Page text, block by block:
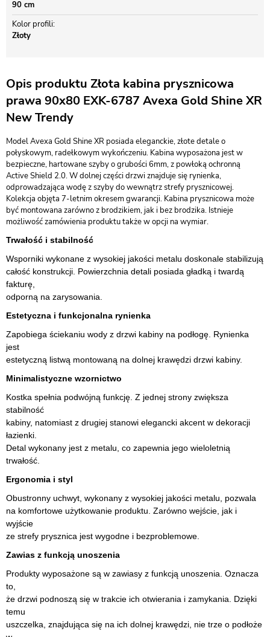
90 cm
Kolor profili
Złoty
Opis produktu Złota kabina prysznicowa
prawa 90x80 EXK-6787 Avexa Gold Shine XR
New Trendy
Model Avexa Gold Shine XR posiada eleganckie, złote detale o
połyskowym, radełkowym wykończeniu. Kabina wyposażona jest w
bezpieczne, hartowane szyby o grubości 6mm, z powłoką ochronną
Active Shield 2.0. W dolnej części drzwi znajduje się rynienka,
odprowadzająca wodę z szyby do wewnątrz strefy prysznicowej.
Kolekcja objęta 7-letnim okresem gwarancji. Kabina prysznicowa może
być montowana zarówno z brodzikiem, jak i bez brodzika. Istnieje
możliwość zamówienia produktu także w opcji na wymiar.
Trwałość i stabilność
Wsporniki wykonane z wysokiej jakości metalu doskonale stabilizują
całość konstrukcji. Powierzchnia detali posiada gładką i twardą
fakturę,
odporną na zarysowania.
Estetyczna i funkcjonalna rynienka
Zapobiega ściekaniu wody z drzwi kabiny na podłogę. Rynienka
jest
estetyczną listwą montowaną na dolnej krawędzi drzwi kabiny.
Minimalistyczne wzornictwo
Kostka spełnia podwójną funkcję. Z jednej strony zwiększa
stabilność
kabiny, natomiast z drugiej stanowi elegancki akcent w dekoracji
łazienki.
Detal wykonany jest z metalu, co zapewnia jego wieloletnią
trwałość.
Ergonomia i styl
Obustronny uchwyt, wykonany z wysokiej jakości metalu, pozwala
na komfortowe użytkowanie produktu. Zarówno wejście, jak i
wyjście
ze strefy prysznica jest wygodne i bezproblemowe.
Zawias z funkcją unoszenia
Produkty wyposażone są w zawiasy z funkcją unoszenia. Oznacza
to,
że drzwi podnoszą się w trakcie ich otwierania i zamykania. Dzięki
temu
uszczelka, znajdująca się na ich dolnej krawędzi, nie trze o podłoże